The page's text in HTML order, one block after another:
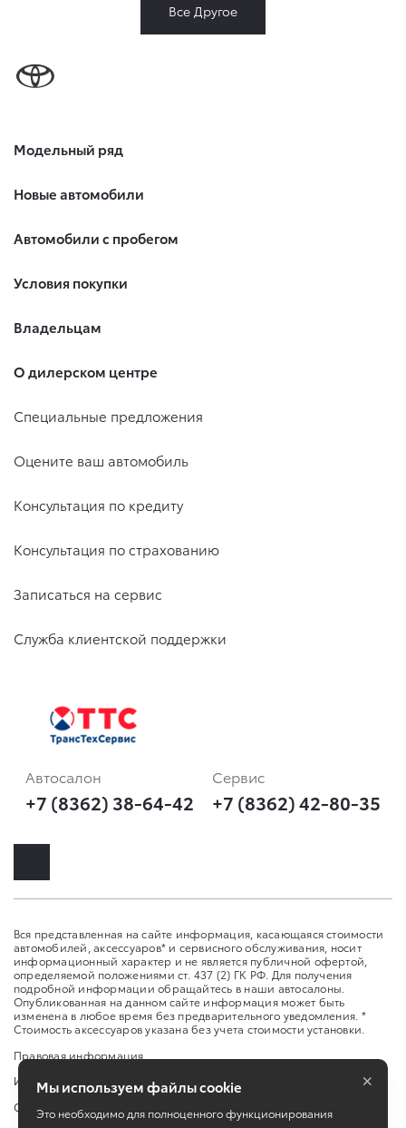
Все Другое
Модельный ряд
Новые автомобили
Автомобили с пробегом
Условия покупки
Владельцам
О дилерском центре
Специальные предложения
Оцените ваш автомобиль
Консультация по кредиту
Консультация по страхованию
Записаться на сервис
Служба клиентской поддержки
Автосалон
+7 (8362) 38-64-42
Сервис
+7 (8362) 42-80-35
Вся представленная на сайте информация, касающаяся стоимости
автомобилей, аксессуаров* и сервисного обслуживания, носит
информационный характер и не является публичной офертой,
определяемой положениями ст. 437 (2) ГК РФ. Для получения
подробной информации обращайтесь в наши автосалоны.
Опубликованная на данном сайте информация может быть
изменена в любое время без предварительного уведомления. *
Стоимость аксессуаров указана без учета стоимости установки.
Правовая информация
Изменить настройку cookies
Сбросить cookie
Мы используем файлы cookie
Это необходимо для полноценного функционирования
×